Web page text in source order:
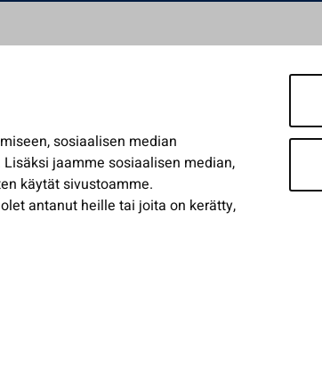
sosiaalisen median
jaamme sosiaalisen median,
käytät sivustoamme.
antanut heille tai joita on kerätty,